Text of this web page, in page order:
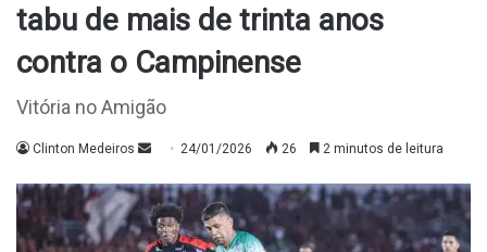
tabu de mais de trinta anos
contra o Campinense
Vitória no Amigão
Clinton Medeiros
Mande
e-
mail
24/01/2026 26 2 minutos de leitura